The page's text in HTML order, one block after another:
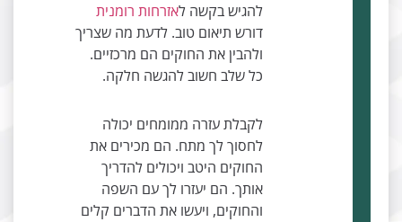
להגיש בקשה לאזרחות רומנית
דורש תיאום טוב. לדעת מה שצריך
ולהבין את החוקים הם מרכזיים.
כל שלב חשוב להגשה חלקה.
לקבלת עזרה ממומחים יכולה
לחסוך לך מתח. הם מכירים את
החוקים היטב ויכולים להדריך
אותך. הם יעזרו לך עם השפה
והחוקים, ויעשו את הדברים קלים